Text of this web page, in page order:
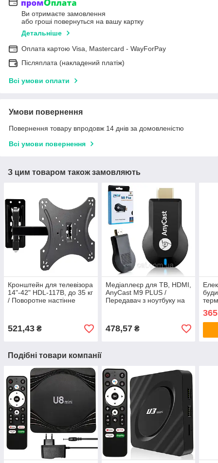
Ви отримаєте замовлення
або гроші повернуться на вашу картку
Детальніше
Оплата картою Visa, Mastercard - WayForPay
Післяплата (накладений платіж)
Всі умови оплати
Умови повернення
Повернення товару впродовж 14 днів за домовленістю
Всі умови повернення
З цим товаром також замовляють
Кронштейн для телевізора
14"-42" HDL-117B, до 35 кг
/ Поворотне настінне
521,43 ₴
Медіаплеєр для ТВ, HDMI,
AnyCast M9 PLUS /
Передавач з ноутбуку на
478,57₴
365
Подібні товари компанії